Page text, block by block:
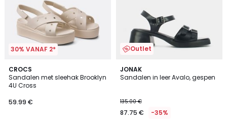
30% VANAF 2*
CROCS
Sandalen met sleehak Brooklyn
4U Cross
59.99 €
2
Kleuren
Outlet
JONAK
Sandalen in leer Avalo, gespen
135.00 €
87.75 € -35%
4.4
/ 5